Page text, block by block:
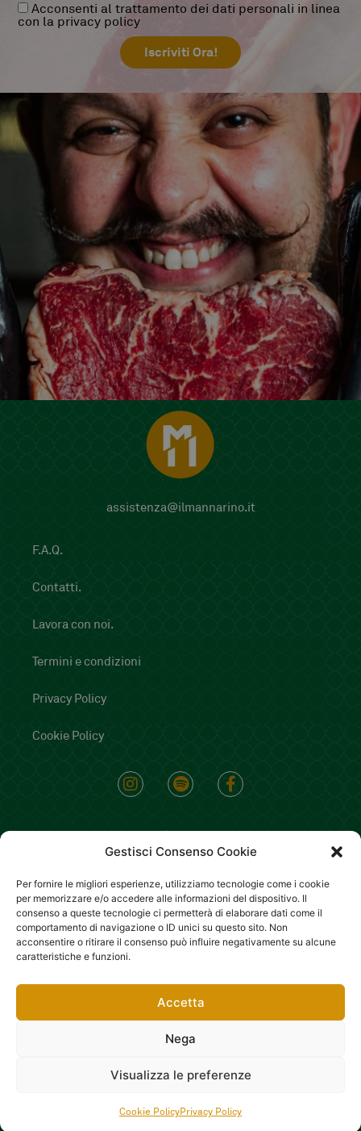
Gestisci Consenso Cookie
Per fornire le migliori esperienze, utilizziamo tecnologie come i cookie
per memorizzare e/o accedere alle informazioni del dispositivo. Il
consenso a queste tecnologie ci permetterà di elaborare dati come il
comportamento di navigazione o ID unici su questo sito. Non
acconsentire o ritirare il consenso può influire negativamente su alcune
caratteristiche e funzioni.
Accetta
Nega
Visualizza le preferenze
Cookie PolicyPrivacy Policy
Acconsenti al trattamento dei dati personali in linea
con la privacy policy
assistenza@ilmannarino.it
F.A.Q.
Contatti.
Lavora con noi.
Termini e condizioni
Privacy Policy
Cookie Policy
Copyright 2022 – All rights reserved Il Mannarino srl P.iva
10747300969 PEC:ilmannarino@pec.it CCIAA di Milano
Monza Brianza Lodi, Rea: MB-2554487 –
Obblighi informativi per le erogazioni pubbliche relative agli anni
nostra impresa sono contenuti nel Registro Nazionale degli Aiuti di
link.